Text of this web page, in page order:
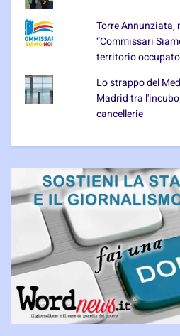
Torre Annunziata,
“Commissari
territorio
Lo strappo del
Madrid tra
cancellerie